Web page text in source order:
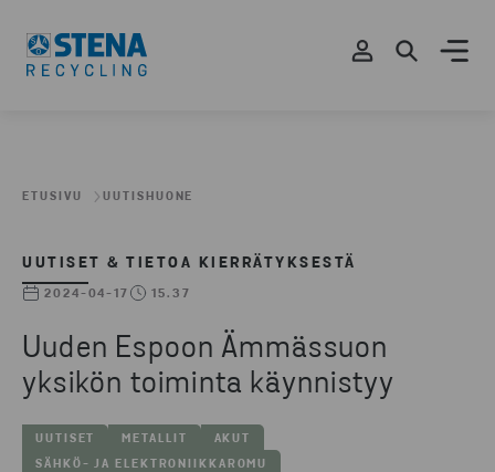
ETUSIVU UUTISHUONE
UUTISET & TIETOA KIERRÄTYKSESTÄ
2024-04-17 15.37
Uuden Espoon Ämmässuon
yksikön toiminta käynnistyy
UUTISET METALLIT AKUT
SÄHKÖ- JA ELEKTRONIIKKAROMU